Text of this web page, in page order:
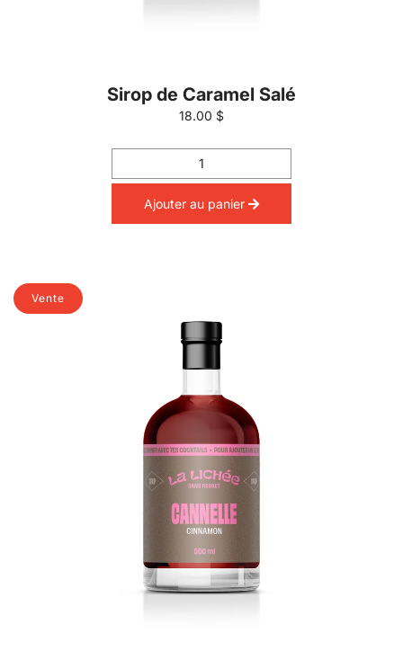
Sirop de Caramel Salé
18.00 $
Ajouter au panier
Vente